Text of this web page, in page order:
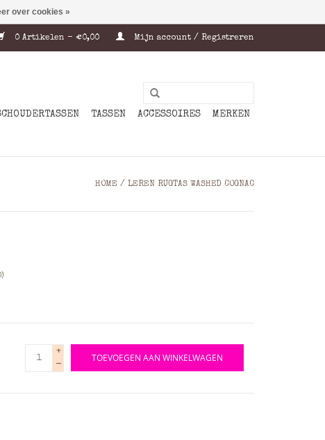
0 Artikelen - €0,00 Mijn account / Registreren
TASSEN ACCESSOIRES MERKEN
HOME / LEREN RUGTAS WASHED COGNAC
+
-
TOEVOEGEN AAN WINKELWAGEN
over cookies »